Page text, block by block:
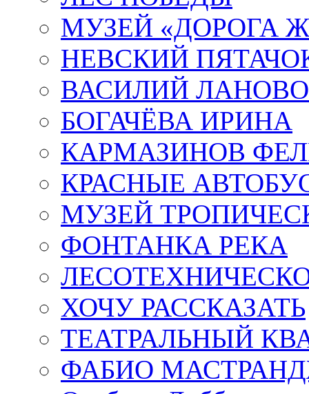
МУЗЕЙ «ДОРОГА
НЕВСКИЙ
ВАСИЛИЙ
БОГАЧЁВА ИРИНА
КАРМАЗИНОВ
КРАСНЫЕ
МУЗЕЙ
ФОНТАНКА РЕКА
ХОЧУ РАССКАЗАТЬ
ТЕАТРАЛЬНЫЙ
ФАБИО